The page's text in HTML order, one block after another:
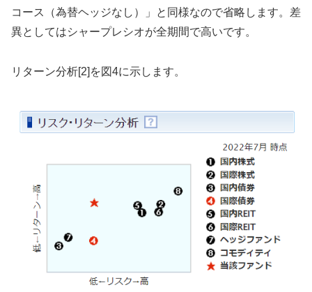
コース（為替ヘッジなし）」と同様なので省略します。差
異としてはシャープレシオが全期間で高いです。
リターン分析[2]を図4に示します。